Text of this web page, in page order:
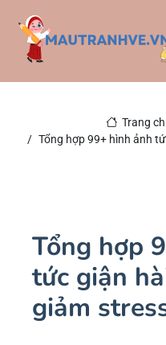
Trang
Tổng hợp 99+ hình ảnh
Tổng hợp
tức giận
giảm